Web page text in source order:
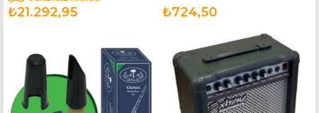
₺21.292,95 ₺724,50